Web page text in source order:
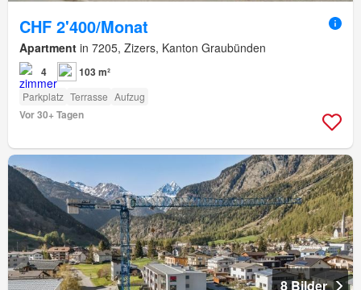
CHF 2'400/Monat
Apartment in 7205, Zizers, Kanton Graubünden
4 103 m²
Parkplatz Terrasse Aufzug
Vor 30+ Tagen
8 Bilder